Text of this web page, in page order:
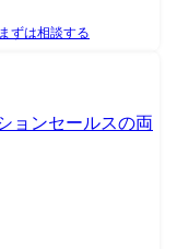
商談機会の
レゼンテーション ・
まずは相談する
ョンセールスの両